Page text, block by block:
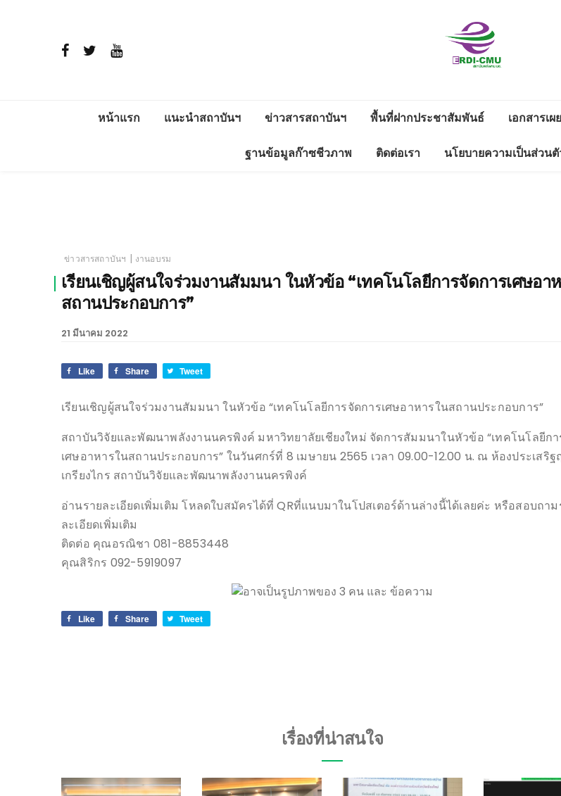
และพั
พลังง
เชียง
หน้าแรก
แนะนำสถาบันฯ
ผู้บริหาร
ภารกิจ
ข่าวสารสถาบันฯ
สาระพลังงาน
พื้นที่ฝากประชาสัมพันธ์ เอกสารเ
ดาวน์โหล
ฐานข้อมูลก๊าซชีวภาพ ติดต่อเรา นโยบายความเป็นส่วน
ข่าวสารสถาบันฯ | งานอบรม
เรียนเชิญผู้สนใจร่วมงานสัมมนา ในหัวข้อ “เทคโนโลยีการจัดการเศษอา
สถานประกอบการ”
21 มีนาคม 2022
Like Share Tweet
เรียนเชิญผู้สนใจร่วมงานสัมมนา ในหัวข้อ “เทคโนโลยีการจัดการเศษอาหารในสถานประกอบการ”
สถาบันวิจัยและพัฒนาพลังงานนครพิงค์ มหาวิทยาลัยเชียงใหม่ จัดการสัมมนาในหัวข้อ “เทคโนโลยีก
เศษอาหารในสถานประกอบการ” ในวันศกร์ที่ 8 เมษายน 2565 เวลา 09.00-12.00 น. ณ ห้องประเสริฐ
เกรียงไกร สถาบันวิจัยและพัฒนาพลังงานนครพิงค์
อ่านรายละเอียดเพิ่มเติม โหลดใบสมัครได้ที่ QRที่แนบมาในโปสเตอร์ด้านล่างนี้ได้เลยค่ะ หรือสอบถาม
ละเอียดเพิ่มเติม
ติดต่อ คุณอรณิชา 081-8853448
คุณสิริกร 092-5919097
Like Share Tweet
เรื่องที่น่าสนใจ